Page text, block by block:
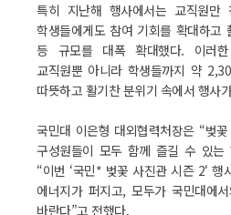
특히 지난해 행사에서는 교직원만
학생들에게도 참여 기회를 확대하고
등 규모를 대폭 확대했다. 이러
교직원뿐 아니라 학생들까지 약
따뜻하고 활기찬 분위기 속에서 행사
국민대 이은형 대외협력처장은 “벚
구성원들이 모두 함께 즐길 수 있는
“이번 ‘국민* 벚꽃 사진관 시즌 2‘ 행
에너지가 퍼지고, 모두가 국민대에
바란다”고 전했다.